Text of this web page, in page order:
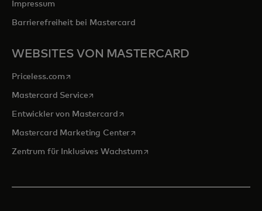
Impressum
Barrierefreiheit bei Mastercard
WEBSITES VON MASTERCARD
Priceless.com wird in einer neuen Registerkarte geöffnet
Mastercard Servicewird in einer neuen Registerkarte geöffnet
Entwickler von Mastercardwird in einer neuen Registerkarte
Mastercard Marketing Centerwird in einer neuen
Zentrum für Inklusives Wachstumwird in einer neuen